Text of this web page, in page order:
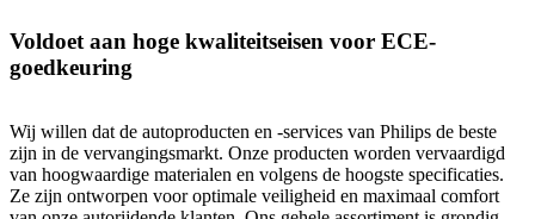
Voldoet aan hoge kwaliteitseisen voor ECE-
goedkeuring
Wij willen dat de autoproducten en -services van Philips de beste
zijn in de vervangingsmarkt. Onze producten worden vervaardigd
van hoogwaardige materialen en volgens de hoogste specificaties.
Ze zijn ontworpen voor optimale veiligheid en maximaal comfort